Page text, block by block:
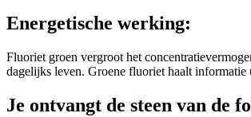
Energetische werking:
Fluoriet groen vergroot het
dagelijks leven. Groene fluoriet haalt informatie
Je ontvangt de steen van de